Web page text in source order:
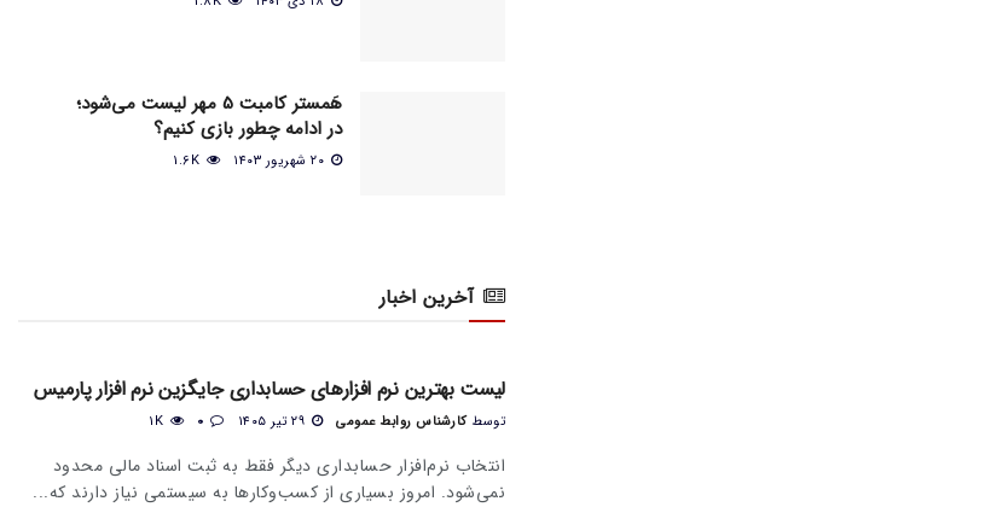
هَمستر کامبت 5 مهر لیست می‌شود؛
در ادامه چطور بازی کنیم؟
آخرین اخبار
لیست بهترین نرم افزارهای حسابداری جایگزین نرم افزار پارمیس
توسط کارشناس روابط عمومی
انتخاب نرم‌افزار حسابداری دیگر فقط به ثبت اسناد مالی محدود
نمی‌شود. امروز بسیاری از کسب‌وکارها به سیستمی نیاز دارند که...